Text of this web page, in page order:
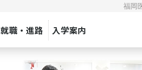
福岡
就職・進路 入学案内